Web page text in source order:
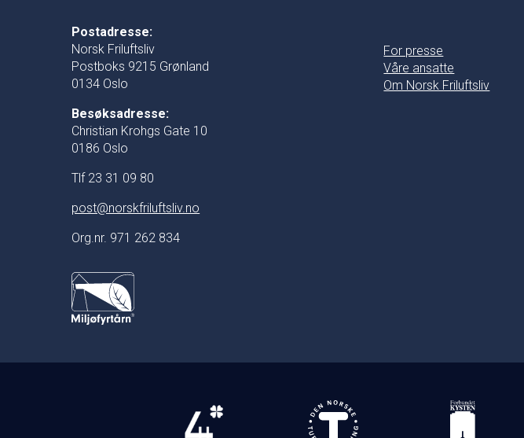
Postadresse:
Norsk Friluftsliv
Postboks 9215 Grønland
0134 Oslo
Besøksadresse:
Christian Krohgs Gate 10
0186 Oslo
Tlf 23 31 09 80
post@norskfriluftsliv.no
Org.nr. 971 262 834
For presse
Våre ansatte
Om Norsk Friluftsliv